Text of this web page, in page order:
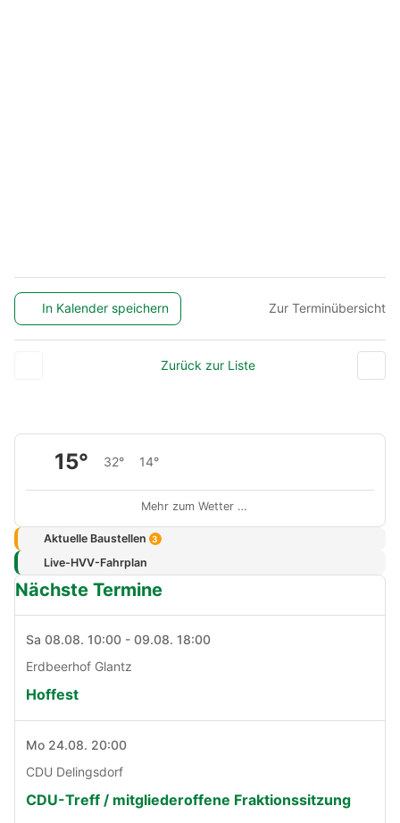
In Kalender speichern Zur Terminübersicht
Zurück zur Liste
15° 32° 14°
Mehr zum Wetter …
Aktuelle Baustellen 3
Live-HVV-Fahrplan
Nächste Termine
Sa 08.08. 10:00 - 09.08. 18:00
Erdbeerhof Glantz
Hoffest
Mo 24.08. 20:00
CDU Delingsdorf
CDU-Treff / mitgliederoffene Fraktionssitzung